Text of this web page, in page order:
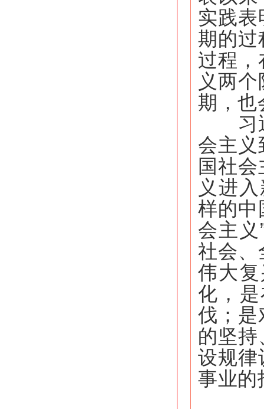
实践表
期的过
过程，
义两
期，也
习近
会主义
国社
义进
样的中
会主
社会、
伟大
化，
伐；是
的坚
设规律
事业的